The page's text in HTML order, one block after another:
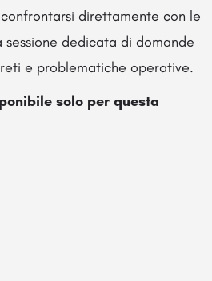
direttamente con le
dedicata di domande
e problematiche operative.
solo per questa